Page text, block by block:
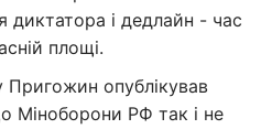
і дедлайн - час
площі.
Пригожин опублікував
Міноборони РФ так і не